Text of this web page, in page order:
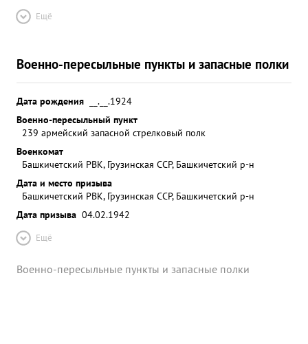
Ещё
Военно-пересыльные пункты и запасные полки
Дата рождения
__.__.1924
Военно-пересыльный пункт
239 армейский запасной стрелковый полк
Военкомат
Башкичетский РВК, Грузинская ССР, Башкичетский р-н
Дата и место призыва
Башкичетский РВК, Грузинская ССР, Башкичетский р-н
Дата призыва 04.02.1942
Ещё
Военно-пересыльные пункты и запасные полки